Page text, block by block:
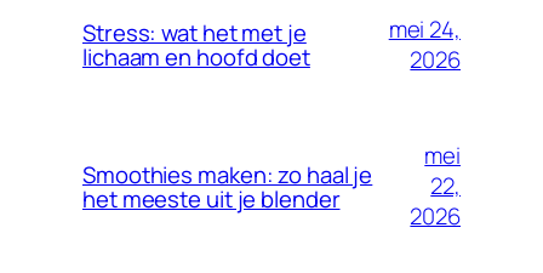
Stress: wat het met je
lichaam en hoofd doet
mei 24,
2026
Smoothies maken: zo haal je
het meeste uit je blender
mei
22,
2026